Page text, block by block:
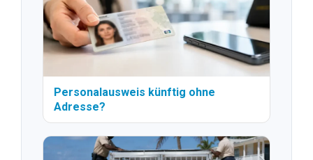
Personalausweis künftig ohne
Adresse?